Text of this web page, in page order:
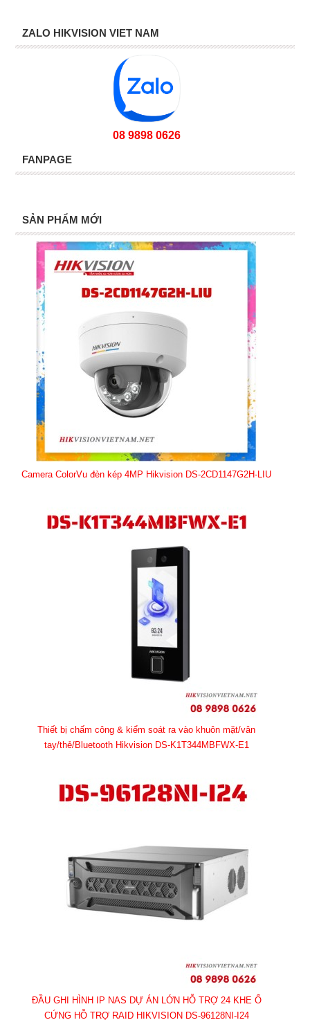
ZALO HIKVISION VIET NAM
08 9898 0626
FANPAGE
SẢN PHẨM MỚI
Camera ColorVu đèn kép 4MP Hikvision DS-2CD1147G2H-LIU
Thiết bị chấm công & kiểm soát ra vào khuôn mặt/vân
tay/thẻ/Bluetooth Hikvision DS-K1T344MBFWX-E1
ĐẦU GHI HÌNH IP NAS DỰ ÁN LỚN HỖ TRỢ 24 KHE Ổ
CỨNG HỖ TRỢ RAID HIKVISION DS-96128NI-I24